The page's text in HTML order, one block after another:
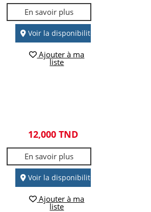
En savoir plus
Voir la disponibilité
Ajouter à ma
liste
12,000 TND
En savoir plus
Voir la disponibilité
Ajouter à ma
liste